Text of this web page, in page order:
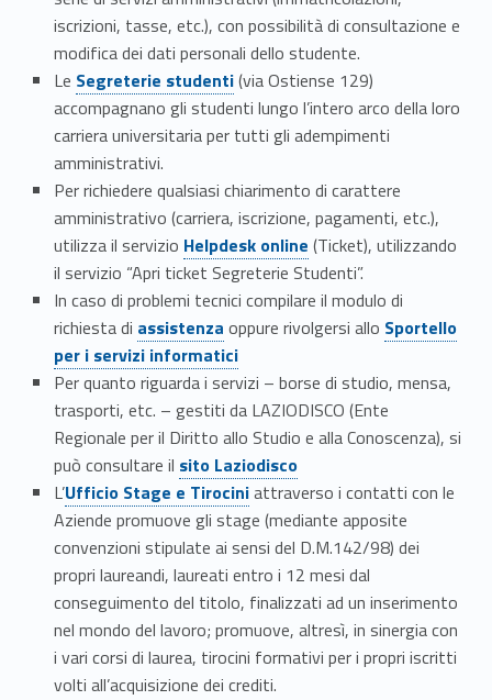
iscrizioni, tasse, etc.), con possibilità di consultazione e
modifica dei dati personali dello studente.
Le Link identifier #identifier__25746-52
Segreterie studenti(via Ostiense 129)
accompagnano gli studenti lungo l’intero arco della loro
carriera universitaria per tutti gli adempimenti
amministrativi.
Per richiedere qualsiasi chiarimento di carattere
amministrativo (carriera, iscrizione, pagamenti, etc.),
utilizza il servizio Link identifier #identifier__13240-53
Helpdesk online (Ticket), utilizzando
il servizio “Apri ticket Segreterie Studenti”.
In caso di problemi tecnici compilare il modulo di
richiesta di assistenza oppure rivolgersi allo Link identifier #identifier__65137-7
Link identifier #identifier__48315-3
Link identifier #identifier__138933-55
Sportello
per i servizi informatici
Per quanto riguarda i servizi – borse di studio, mensa,
trasporti, etc. – gestiti da LAZIODISCO (Ente
Regionale per il Diritto allo Studio e alla Conoscenza), si
può consultare il Link identifier #identifier__58207-56
sito Laziodisco
L’Link identifier #identifier__165475-57
Ufficio Stage e Tirociniattraverso i contatti con le
Aziende promuove gli stage (mediante apposite
convenzioni stipulate ai sensi del D.M.142/98) dei
propri laureandi, laureati entro i 12 mesi dal
conseguimento del titolo, finalizzati ad un inserimento
nel mondo del lavoro; promuove, altresì, in sinergia con
i vari corsi di laurea, tirocini formativi per i propri iscritti
volti all’acquisizione dei crediti.